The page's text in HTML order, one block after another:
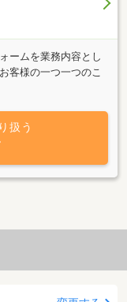
ームを業務内容とし
客様の一つ一つのこ
。何でもお気軽にお
扱う